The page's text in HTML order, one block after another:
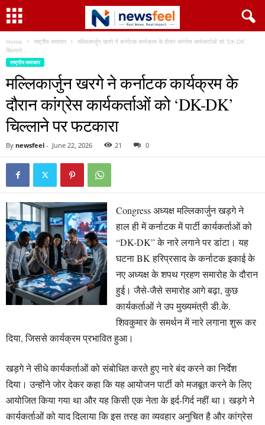
Home राष्ट्रीय समाचार
मल्लिकार्जुन खरगे ने कर्नाटक कार्यक्रम के दौरान कांग्रेस कार्यकर्ताओं को ‘DK-DK’
चिल्लाने...
राष्ट्रीय समाचार
मल्लिकार्जुन खरगे ने कर्नाटक कार्यक्रम के
दौरान कांग्रेस कार्यकर्ताओं को ‘DK-DK’
चिल्लाने पर फटकारा
By newsfeel - June 22, 2026 21 0
Congress अध्यक्ष मल्लिकार्जुन खड़गे ने
हाल ही में कर्नाटक में पार्टी कार्यकर्ताओं को
“DK-DK” के नारे लगाने पर डांटा। यह
घटना BK हरिप्रसाद के कर्नाटक इकाई के
नए अध्यक्ष के शपथ ग्रहण समारोह के दौरान
हुई। जैसे-जैसे समारोह आगे बढ़ा, कुछ
कार्यकर्ताओं ने उप मुख्यमंत्री डी.के.
शिवकुमार के समर्थन में नारे लगाना शुरू कर
दिया, जिससे कार्यक्रम प्रभावित हुआ।
खड़गे ने सीधे कार्यकर्ताओं को संबोधित करते हुए नारे बंद करने का निर्देश
दिया। उन्होंने जोर देकर कहा कि यह आयोजन पार्टी को मजबूत करने के लिए
आयोजित किया गया था और यह किसी एक नेता के इर्द-गिर्द नहीं था। खड़गे ने
कार्यकर्ताओं को याद दिलाया कि इस तरह का व्यवहार अनुचित है और कांग्रेस